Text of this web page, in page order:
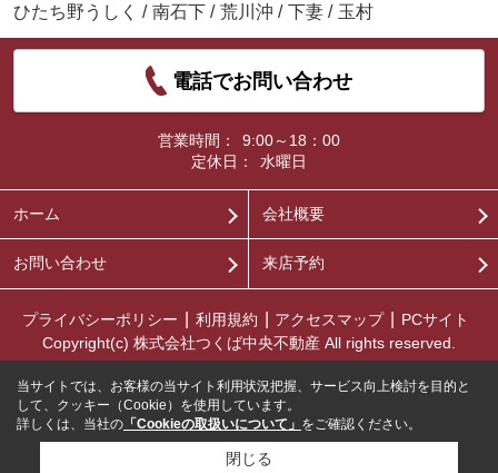
ひたち野うしく / 南石下 / 荒川沖 / 下妻 / 玉村
電話でお問い合わせ
営業時間：
9:00～18：00
定休日：
水曜日
ホーム 会社概要
お問い合わせ 来店予約
プライバシーポリシー 利用規約 アクセスマップ
PCサイト
Copyright(c) 株式会社つくば中央不動産 All rights reserved.
当サイトでは、お客様の当サイト利用状況把握、サービス向上検討を目的と
して、クッキー（Cookie）を使用しています。
詳しくは、当社の 「Cookieの取扱いについて」 をご確認ください。
閉じる